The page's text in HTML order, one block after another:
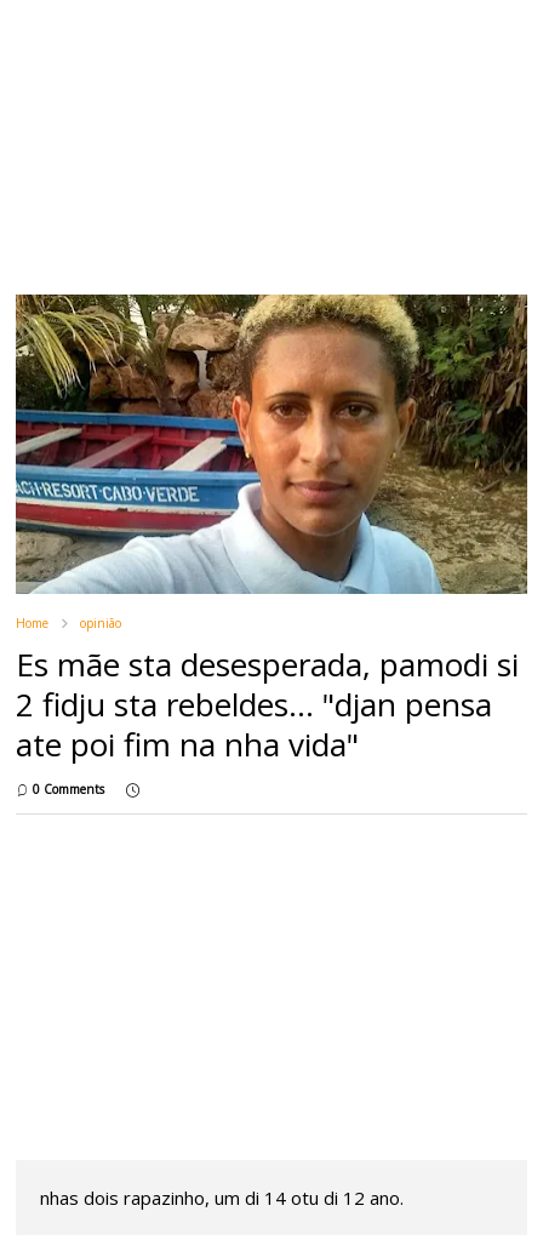
Home opinião
Es mãe sta desesperada, pamodi si
2 fidju sta rebeldes... "djan pensa
ate poi fim na nha vida"
0 Comments
nhas dois rapazinho, um di 14 otu di 12 ano.